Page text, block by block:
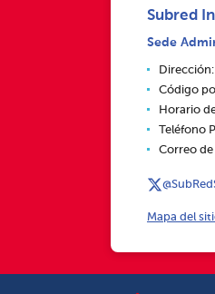
Subred
Sede
Código
Horario
Teléfono
Correo
Mapa del